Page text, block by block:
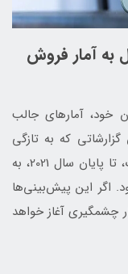
تا پایان سال 2021، اپل به آمار فروش
خود، آمارهای جالب
که به تازگی
منتشر شده، به نظر می‌رسد این کمپانی بزرگ، تا پایان سال 2021، به
آیفون 13 نزدیک شود. اگر این پیش‌بینی‌ها
گفت اپل سال 2022 را با آمار چشمگیری آغاز خواهد